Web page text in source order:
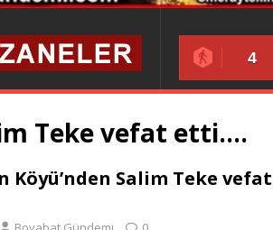
4
Teke vefat etti….
Köyü’nden Salim Teke vefat